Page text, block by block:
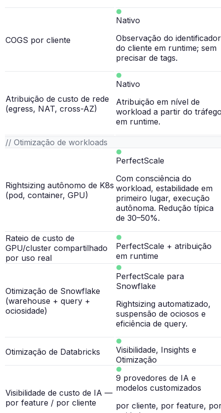
COGS por cliente
Nativo
Observação do identificador
do cliente em runtime; sem
precisar de tags.
Atribuição de custo de rede
(egress, NAT, cross-AZ)
Nativo
Atribuição em nível de
workload a partir do
em runtime.
// Otimização de workloads
Rightsizing autônomo de K8s
(pod, container, GPU)
PerfectScale
Com consciência do
workload, estabilidade em
primeiro lugar, execução
autônoma. Redução típica
de 30–50%.
Rateio de custo de
GPU/cluster compartilhado
por uso real
PerfectScale + atribuição
em runtime
Otimização de Snowflake
(warehouse + query +
ociosidade)
PerfectScale para
Snowflake
Rightsizing automatizado,
suspensão de ociosos e
eficiência de query.
Otimização de Databricks
Visibilidade, Insights e
Otimização
Visibilidade de custo de IA —
por feature / por cliente
9 provedores de IA e
modelos customizados
por cliente, por feature,